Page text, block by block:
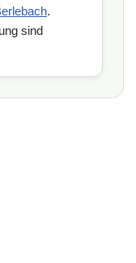
.
sind